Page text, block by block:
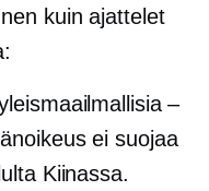
kuin ajattelet
–
ei suojaa
Kiinassa.